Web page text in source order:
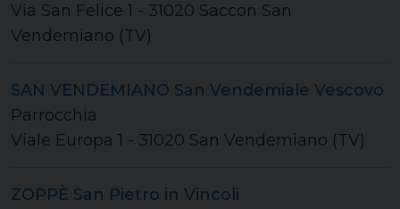
Via San Felice 1 - 31020 Saccon San
Vendemiano (TV)
SAN VENDEMIANO San Vendemiale Vescovo
Parrocchia
Viale Europa 1 - 31020 San Vendemiano (TV)
ZOPPÈ San Pietro in Vincoli